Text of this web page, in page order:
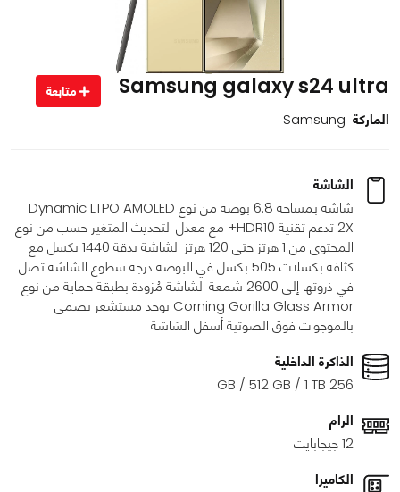
Samsung galaxy s24 ultra متابعة
الماركة Samsung
الشاشة
شاشة بمساحة 6.8 بوصة من نوع Dynamic LTPO AMOLED
2X تدعم تقنية HDR10+ مع معدل التحديث المتغير حسب من نوع
المحتوى من 1 هرتز حتى 120 هرتز الشاشة بدقة 1440 بكسل مع
كثافة بكسلات 505 بكسل في البوصة درجة سطوع الشاشة تصل
في ذروتها إلى 2600 شمعة الشاشة مُزودة بطبقة حماية من نوع
Corning Gorilla Glass Armor يوجد مستشعر بصمى
بالموجوات فوق الصوتية أسفل الشاشة
الذاكرة الداخلية
256 GB / 512 GB / 1 TB
الرام
12 جيجابايت
الكاميرا